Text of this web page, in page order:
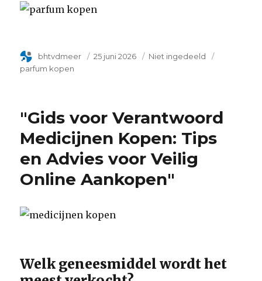
Author
bhtvdmeer
Geplaatst
25 juni 2026 Categorie
Niet ingedeeld
parfum kopen
"Gids voor Verantwoord
Medicijnen Kopen: Tips
en Advies voor Veilig
Online Aankopen"
Welk geneesmiddel wordt het